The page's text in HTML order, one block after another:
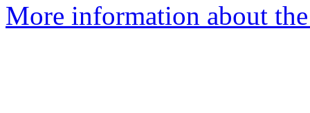
More information about